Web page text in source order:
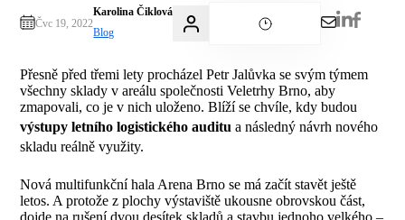
Čvc 19, 2022
Karolina Čiklová
Blog
Přesně před třemi lety procházel Petr Jalůvka se svým týmem
všechny sklady v areálu společnosti Veletrhy Brno, aby
zmapovali, co je v nich uloženo. Blíží se chvíle, kdy budou
výstupy letního logistického auditu a následný návrh nového
skladu reálně využity.
Nová multifunkční hala Arena Brno se má začít stavět ještě
letos. A protože z plochy výstaviště ukousne obrovskou část,
dojde na rušení dvou desítek skladů a stavbu jednoho velkého –